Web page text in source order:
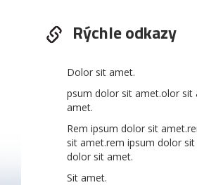
Rýchle odkazy
Dolor sit amet.
psum dolor sit amet.olor sit
amet.
Rem ipsum dolor sit
sit amet.rem ipsum dolor
dolor sit amet.
Sit amet.